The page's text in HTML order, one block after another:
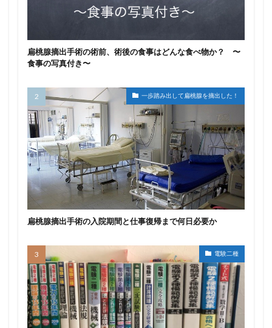
扁桃腺摘出手術の術前、術後の食事はどんな食べ物か？ 〜
食事の写真付き〜
一歩踏み出して扁桃腺を摘出した！
扁桃腺摘出手術の入院期間と仕事復帰まで何日必要か
電験二種